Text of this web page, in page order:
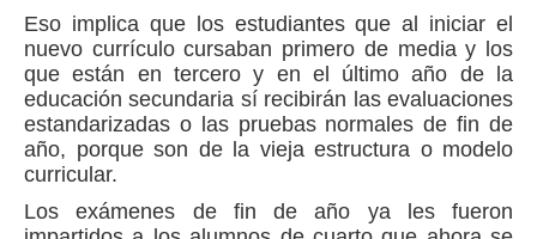
Eso implica que los estudiantes que al iniciar el
nuevo currículo cursaban primero de media y los
que están en tercero y en el último año de la
educación secundaria sí recibirán las evaluaciones
estandarizadas o las pruebas normales de fin de
año, porque son de la vieja estructura o modelo
curricular.
Los exámenes de fin de año ya les fueron